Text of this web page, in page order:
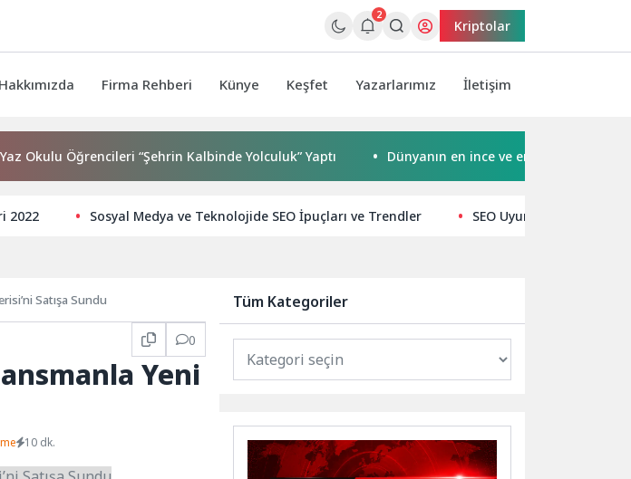
2
Kriptolar
Hakkımızda Firma Rehberi Künye Keşfet Yazarlarımız İletişim
Öğrencileri “Şehrin Kalbinde Yolculuk” Yaptı Dünyanın en ince ve en güçlü katlanabilir
2022 Sosyal Medya ve Teknolojide SEO İpuçları ve Trendler SEO Uyumlu Teknoloji
Satışa Sundu
0
Yeni
10 dk.
Tüm Kategoriler